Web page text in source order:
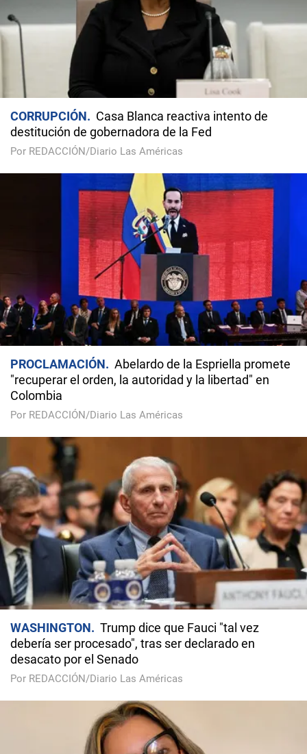
CORRUPCIÓN
Casa Blanca reactiva intento de
destitución de gobernadora de la Fed
Por REDACCIÓN/Diario Las Américas
PROCLAMACIÓN
Abelardo de la Espriella promete
"recuperar el orden, la autoridad y la libertad" en
Colombia
Por REDACCIÓN/Diario Las Américas
WASHINGTON
Trump dice que Fauci "tal vez
debería ser procesado", tras ser declarado en
desacato por el Senado
Por REDACCIÓN/Diario Las Américas